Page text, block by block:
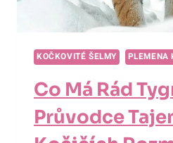
KOČKOVITÉ ŠELMY PLEMENA
Co Má Rád
Průvodce